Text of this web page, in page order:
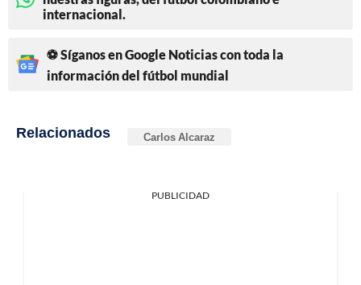
internacional.
⚽ Síganos en Google Noticias con toda la
información del fútbol mundial
Relacionados Carlos Alcaraz
PUBLICIDAD